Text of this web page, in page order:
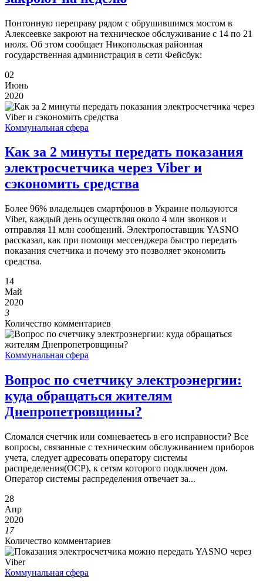
Понтонную переправу рядом с обрушившимся мостом в
Алексеевке закроют на техническое обслуживание с 14 по 21
июля. Об этом сообщает Никопольская районная
государственная администрация в сети Фейсбук:
02
Июнь
2020
Коммунальная сфера
Как за 2 минуты передать показания
электросчетчика через Viber и
сэкономить средства
Более 96% владельцев смартфонов в Украине пользуются
Viber, каждый день осуществляя около 4 млн звонков и
отправляя 11 млн сообщений. Электропоставщик YASNO
рассказал, как при помощи мессенджера быстро передать
показания счетчика и почему это позволяет экономить
средства.
14
Май
2020
3
Количество комментариев
Коммунальная сфера
Вопрос по счетчику электроэнергии:
куда обращаться жителям
Днепропетровщины?
Сломался счетчик или сомневаетесь в его исправности? Все
вопросы, связанные с техническим обслуживанием приборов
учета, следует адресовать оператору системы
распределения(ОСР), к сетям которого подключен дом.
Оператор системы распределения отвечает за...
28
Апр
2020
17
Количество комментариев
Коммунальная сфера